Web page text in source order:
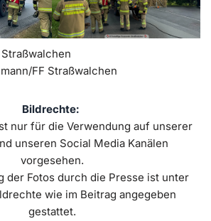
Straßwalchen
FF Straßwalchen
Bildrechte:
nur für die Verwendung auf unserer
unseren Social Media Kanälen
vorgesehen.
der Fotos durch die Presse ist unter
wie im Beitrag angegeben
gestattet.